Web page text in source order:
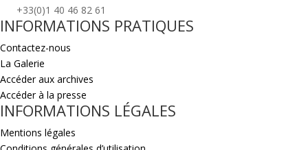
+33(0)1 40 46 82 61
INFORMATIONS PRATIQUES
Contactez-nous
La Galerie
Accéder aux archives
Accéder à la presse
INFORMATIONS LÉGALES
Mentions légales